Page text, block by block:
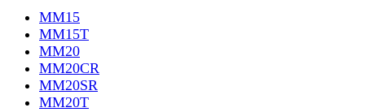
MM15
MM15T
MM20
MM20CR
MM20SR
MM20T